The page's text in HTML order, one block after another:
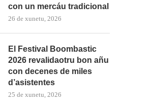
con un mercáu tradicional
26 de xunetu, 2026
El Festival Boombastic
2026 revalidaotru bon añu
con decenes de miles
d’asistentes
25 de xunetu, 2026